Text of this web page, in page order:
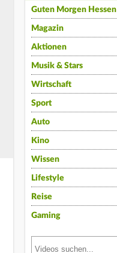
Guten Morgen Hessen
Magazin
Aktionen
Musik & Stars
Wirtschaft
Sport
Auto
Kino
Wissen
Lifestyle
Reise
Gaming